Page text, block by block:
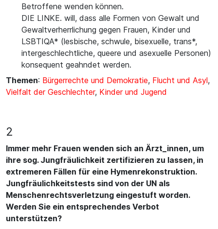
Betroffene wenden können.
DIE LINKE. will, dass alle Formen von Gewalt und
Gewaltverherrlichung gegen Frauen, Kinder und
LSBTIQA* (lesbische, schwule, bisexuelle, trans*,
intergeschlechtliche, queere und asexuelle Personen)
konsequent geahndet werden.
Themen: Bürgerrechte und Demokratie, Flucht und Asyl,
Vielfalt der Geschlechter, Kinder und Jugend
2
Immer mehr Frauen wenden sich an Ärzt_innen, um
ihre sog. Jungfräulichkeit zertifizieren zu lassen, in
extremeren Fällen für eine Hymenrekonstruktion.
Jungfräulichkeitstests sind von der UN als
Menschenrechtsverletzung eingestuft worden.
Werden Sie ein entsprechendes Verbot
unterstützen?